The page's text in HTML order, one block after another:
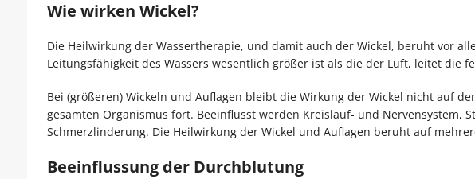
Wie wirken Wickel?
Die Heilwirkung der Wassertherapie, und damit auch der Wickel, beruht vor
Leitungsfähigkeit des Wassers wesentlich größer ist als die der Luft, leitet die
Bei (größeren) Wickeln und Auflagen bleibt die Wirkung der Wickel nicht auf
gesamten Organismus fort. Beeinflusst wer­den Kreislauf- und Nervensystem,
Schmerzlinderung. Die Heilwirkung der Wickel und Auflagen beruht auf
Beeinflussung der Durchblutung